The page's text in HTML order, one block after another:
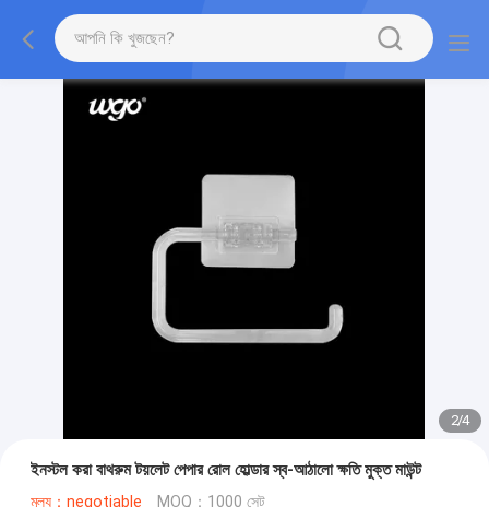
2/4
ইনস্টল করা বাথরুম টয়লেট পেপার রোল হোল্ডার স্ব-আঠালো ক্ষতি মুক্ত মাউন্ট
মূল্য：negotiable MOQ：1000 সেট